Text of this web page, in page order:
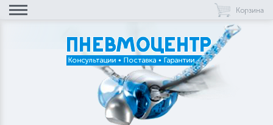
Корзина